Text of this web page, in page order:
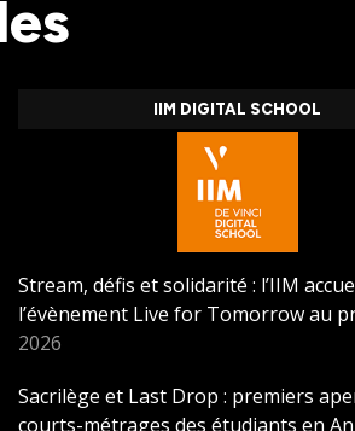
IIM DIGITAL SCHOOL
Stream, défis et solidarité : l’IIM
l’évènement Live for Tomorrow au
2026
Sacrilège et Last Drop : premiers
courts-métrages des étudiants en